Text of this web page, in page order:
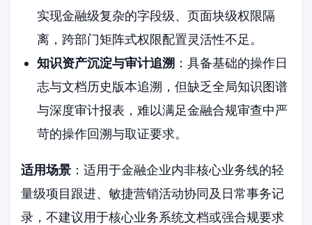
实现金融级复杂的字段级、页面块级权限隔
离，跨部门矩阵式权限配置灵活性不足。
知识资产沉淀与审计追溯：具备基础的操作日
志与文档历史版本追溯，但缺乏全局知识图谱
与深度审计报表，难以满足金融合规审查中严
苛的操作回溯与取证要求。
适用场景 ：适用于金融企业内非核心业务线的轻
量级项目跟进、敏捷营销活动协同及日常事务记
录，不建议用于核心业务系统文档或强合规要求